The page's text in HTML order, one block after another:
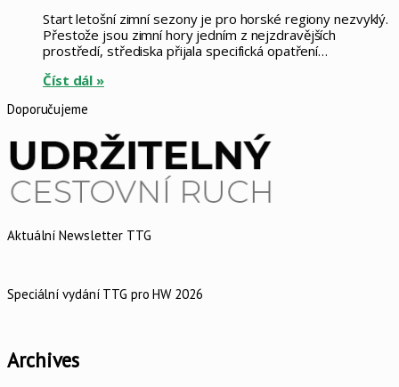
Start letošní zimní sezony je pro horské regiony nezvyklý.
Přestože jsou zimní hory jedním z nejzdravějších
prostředí, střediska přijala specifická opatření…
Číst dál »
Doporučujeme
Aktuální Newsletter TTG
Speciální vydání TTG pro HW 2026
Archives